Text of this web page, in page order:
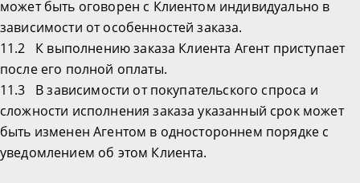
может быть оговорен с Клиентом индивидуально в
зависимости от особенностей заказа.
11.2 К выполнению заказа Клиента Агент приступает
после его полной оплаты.
11.3 В зависимости от покупательского спроса и
сложности исполнения заказа указанный срок может
быть изменен Агентом в одностороннем порядке с
уведомлением об этом Клиента.